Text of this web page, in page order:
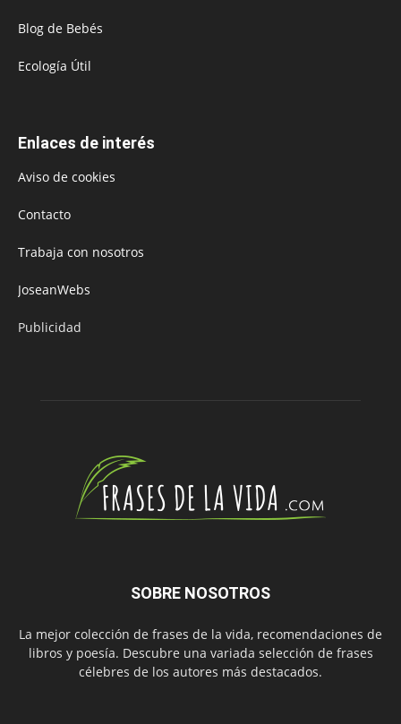
Blog de Bebés
Ecología Útil
Enlaces de interés
Aviso de cookies
Contacto
Trabaja con nosotros
JoseanWebs
Publicidad
SOBRE NOSOTROS
La mejor colección de frases de la vida, recomendaciones de
libros y poesía. Descubre una variada selección de frases
célebres de los autores más destacados.